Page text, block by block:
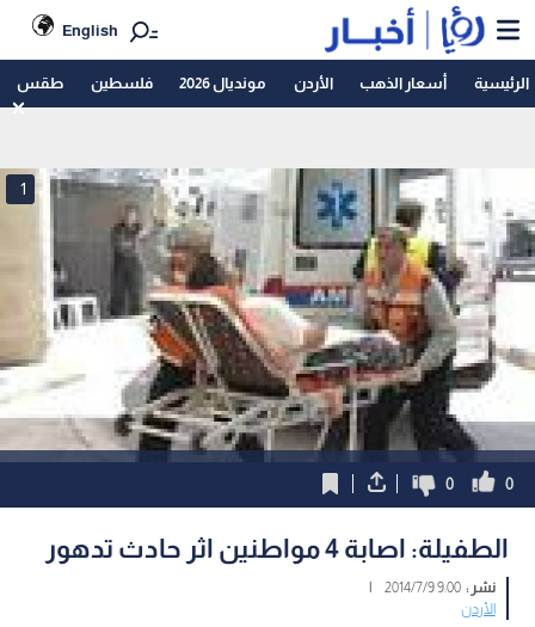
English
الرئيسية أسعار الذهب الأردن مونديال 2026 فلسطين طقس
1
0
0
الطفيلة: اصابة 4 مواطنين اثر حادث تدهور
نشر :9:00 2014/7/9
|
الأردن